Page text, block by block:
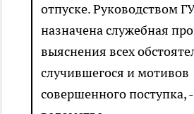
отпуске. Руководством
назначена служебная
выяснения всех
случившегося и мотивов
совершенного поступка,